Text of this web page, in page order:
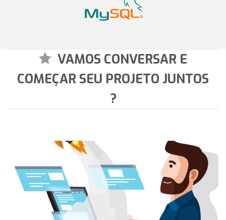
VAMOS CONVERSAR E
COMEÇAR SEU PROJETO JUNTOS
?